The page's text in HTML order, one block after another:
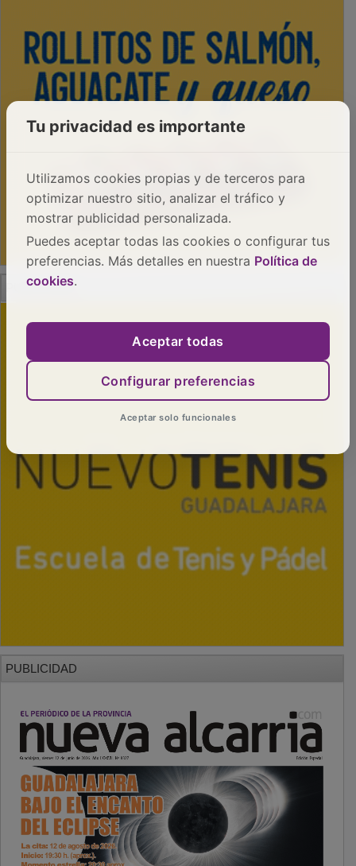
PUBLICIDAD
Tu privacidad es importante
Utilizamos cookies propias y de terceros para
optimizar nuestro sitio, analizar el tráfico y
mostrar publicidad personalizada.
Puedes aceptar todas las cookies o configurar tus
preferencias. Más detalles en nuestra Política de
cookies.
Aceptar todas
Configurar preferencias
Aceptar solo funcionales